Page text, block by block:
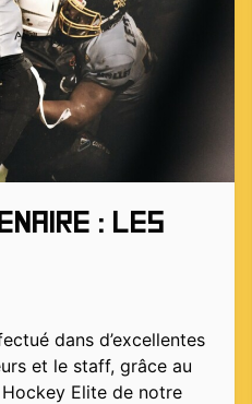
: les
dans d’excellentes
et le staff, grâce au
Elite de notre